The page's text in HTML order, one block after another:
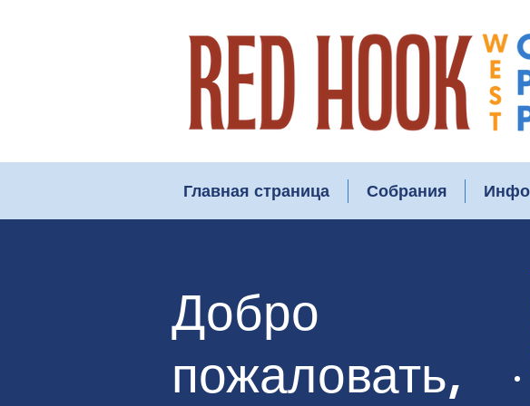
Главная страница Собрания
Добро
пожаловать,